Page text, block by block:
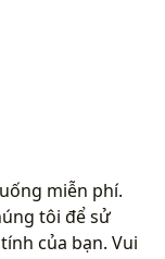
miễn phí.
tôi để sử
của bạn. Vui